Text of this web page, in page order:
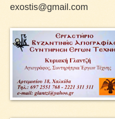
exostis@gmail.com